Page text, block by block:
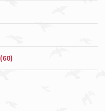
(60)